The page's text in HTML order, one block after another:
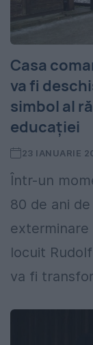
Casa
va fi
simbol al
educației
23 IANUARIE
Într-un
80 de ani
exterminare
locuit
va fi